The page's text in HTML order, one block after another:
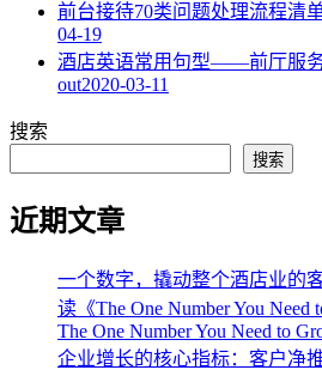
前台接待70类问题处理流程清
04-19
酒店英语常用句型——前厅服务
out2020-03-11
搜索
搜索
近期文章
一个数字，撬动整个酒店业
读《The One Number You Need
The One Number You Need to
企业增长的核心指标：客户净推